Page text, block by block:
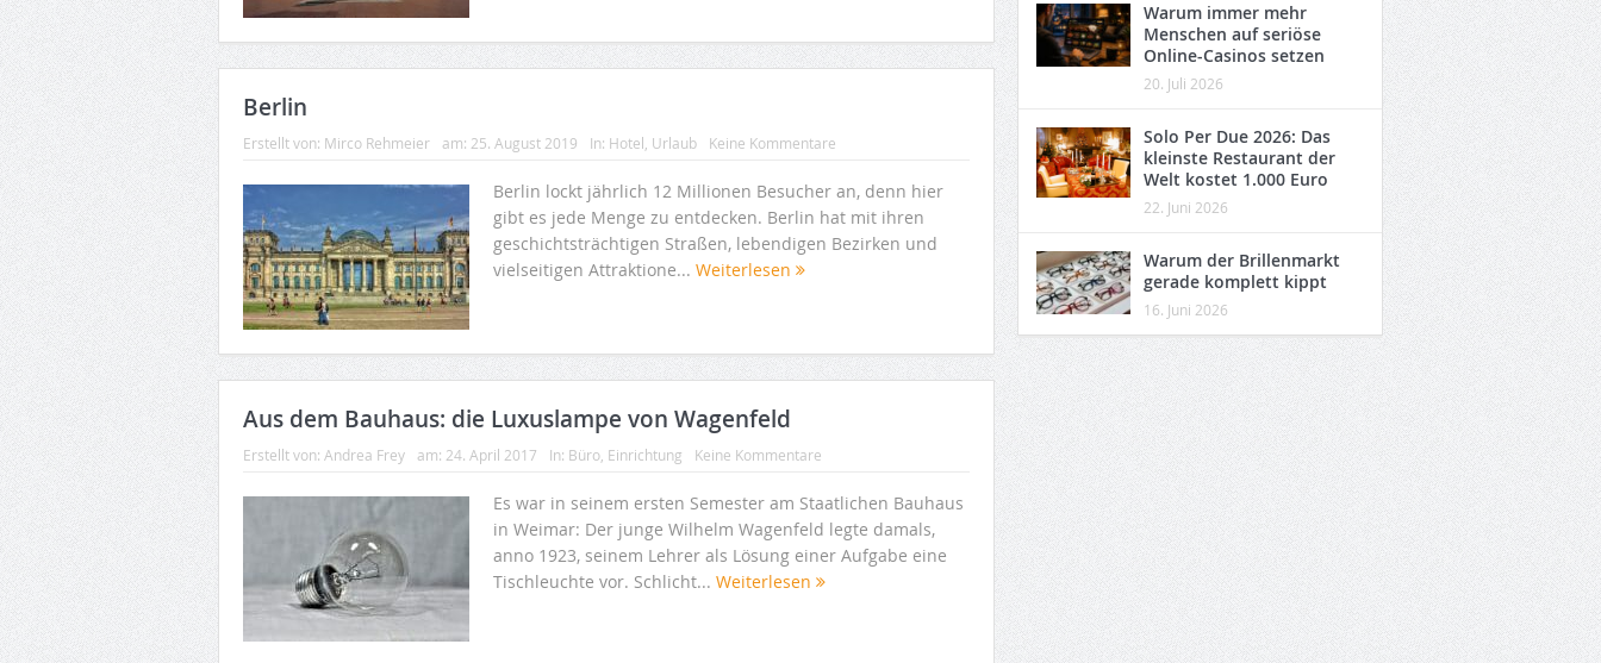
Berlin
Erstellt von: Mirco Rehmeier am: 25. August 2019 In: Hotel Urlaub Keine Kommentare
Berlin lockt jährlich 12 Millionen Besucher an, denn hier
gibt es jede Menge zu entdecken. Berlin hat mit ihren
geschichtsträchtigen Straßen, lebendigen Bezirken und
vielseitigen Attraktione... Weiterlesen
Aus dem Bauhaus: die Luxuslampe von Wagenfeld
Erstellt von: Andrea Frey am: 24. April 2017 In: Büro Einrichtung Keine Kommentare
Es war in seinem ersten Semester am Staatlichen Bauhaus
in Weimar: Der junge Wilhelm Wagenfeld legte damals,
anno 1923, seinem Lehrer als Lösung einer Aufgabe eine
Tischleuchte vor. Schlicht... Weiterlesen
Warum immer mehr
Menschen auf seriöse
Online-Casinos setzen
20. Juli 2026
Solo Per Due 2026: Das
kleinste Restaurant der
Welt kostet 1.000 Euro
22. Juni 2026
Warum der Brillenmarkt
gerade komplett kippt
16. Juni 2026